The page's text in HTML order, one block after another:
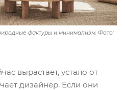
фактуры и минимализм. Фото:
вырастает, устало от
дизайнер. Если они